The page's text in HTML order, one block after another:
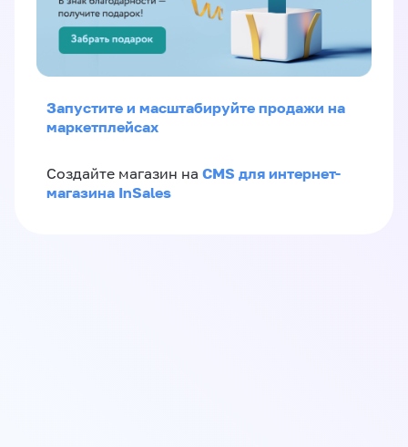
Запустите и масштабируйте продажи на
маркетплейсах
Создайте магазин на CMS для интернет-
магазина InSales